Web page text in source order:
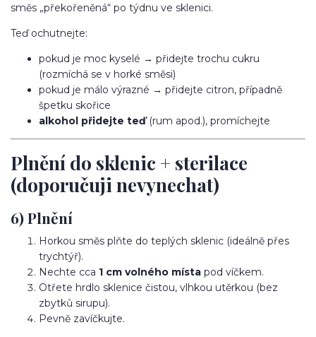
směs „překořeněná“ po týdnu ve sklenici.
Teď ochutnejte:
pokud je moc kyselé → přidejte trochu cukru
(rozmíchá se v horké směsi)
pokud je málo výrazné → přidejte citron, případně
špetku skořice
alkohol přidejte teď(rum apod.), promíchejte
Plnění do sklenic + sterilace
(doporučuji nevynechat)
6) Plnění
Horkou směs plňte do teplých sklenic (ideálně přes
trychtýř).
Nechte cca 1 cm volného místa pod víčkem.
Otřete hrdlo sklenice čistou, vlhkou utěrkou (bez
zbytků sirupu).
Pevně zavíčkujte.